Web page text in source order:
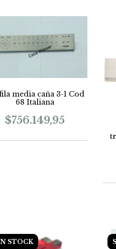
media caña 3-1 Cod
68 Italiana
$756.149,95
STOCK